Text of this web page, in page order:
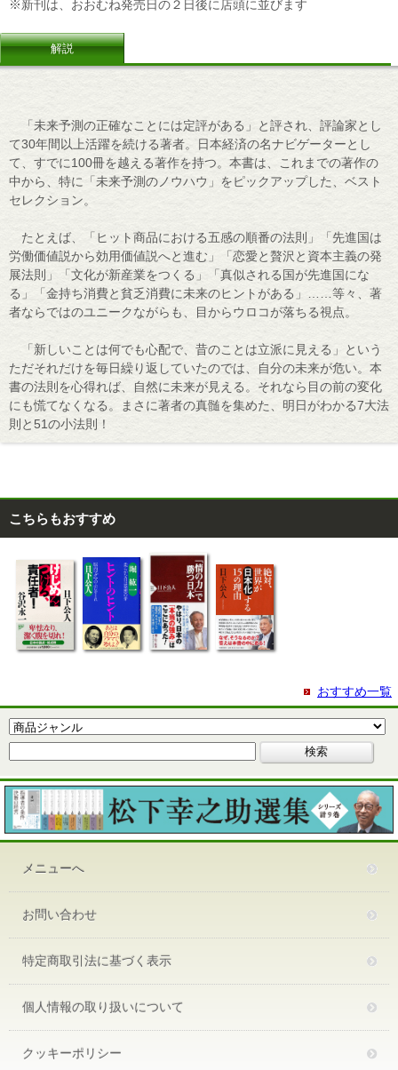
※新刊は、おおむね発売日の２日後に店頭に並びます
解説
「未来予測の正確なことには定評がある」と評され、評論家とし
て30年間以上活躍を続ける著者。日本経済の名ナビゲーターとし
て、すでに100冊を越える著作を持つ。本書は、これまでの著作の
中から、特に「未来予測のノウハウ」をピックアップした、ベスト
セレクション。
たとえば、「ヒット商品における五感の順番の法則」「先進国は
労働価値説から効用価値説へと進む」「恋愛と贅沢と資本主義の発
展法則」「文化が新産業をつくる」「真似される国が先進国にな
る」「金持ち消費と貧乏消費に未来のヒントがある」……等々、著
者ならではのユニークながらも、目からウロコが落ちる視点。
「新しいことは何でも心配で、昔のことは立派に見える」という
ただそれだけを毎日繰り返していたのでは、自分の未来が危い。本
書の法則を心得れば、自然に未来が見える。それなら目の前の変化
にも慌てなくなる。まさに著者の真髄を集めた、明日がわかる7大法
則と51の小法則！
こちらもおすすめ
おすすめ一覧
メニューへ
お問い合わせ
特定商取引法に基づく表示
個人情報の取り扱いについて
クッキーポリシー